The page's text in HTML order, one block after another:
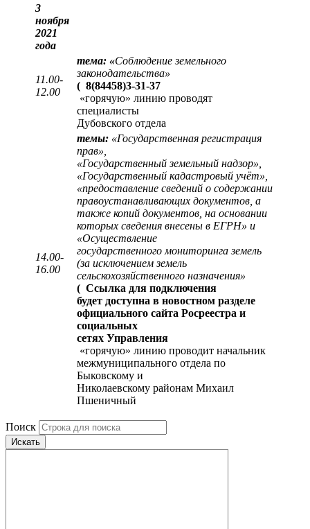
3
ноября
2021
года
11.00-
12.00
тема: «Соблюдение земельного
законодательства»
( 8(84458)3-31-37
«горячую» линию проводят
специалисты
Дубовского отдела
14.00-
16.00
темы: «Государственная регистрация
прав»,
«Государственный земельный надзор»,
«Государственный кадастровый учёт»,
«предоставление сведений о содержании
правоустанавливающих документов, а
также копий документов, на основании
которых сведения внесены в ЕГРН» и
«Осуществление
государственного мониторинга земель
(за исключением земель
сельскохозяйственного назначения»
( Ссылка для подключения
будет доступна в новостном разделе
официального сайта Росреестра и
социальных
сетях Управления
«горячую» линию проводит начальник
межмуниципального отдела по
Быковскому и
Николаевскому районам Михаил
Пшеничный
Поиск
Искать